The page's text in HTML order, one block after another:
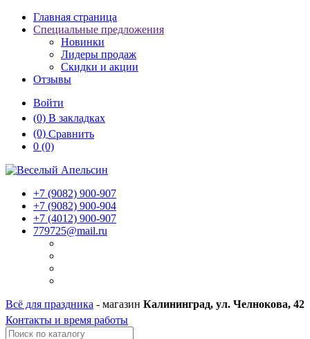
Главная страница
Специальные предложения
Новинки
Лидеры продаж
Скидки и акции
Отзывы
Войти
(0) В закладках
(0) Сравнить
0 (0)
+7 (9082) 900-907
+7 (9082) 900-904
+7 (4012) 900-907
779725@mail.ru
Всё для праздника - магазин Калининград, ул. Челнокова, 42
Контакты и время работы